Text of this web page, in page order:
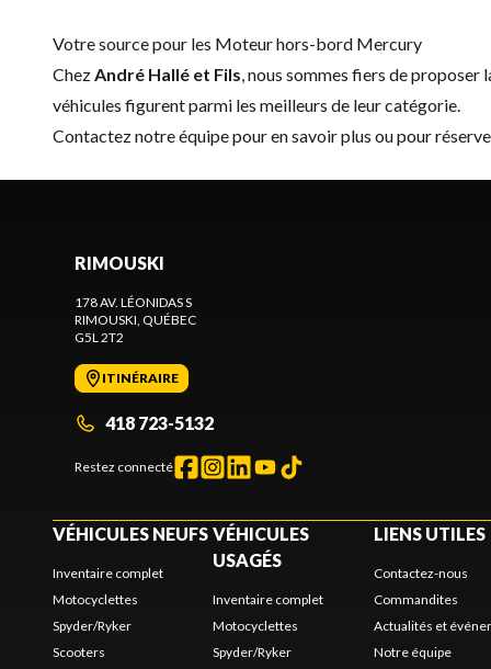
Votre source pour les Moteur hors-bord Mercury
ChezAndré Hallé et Fils, nous sommes fiers de proposer
véhicules figurent parmi les meilleurs de leur catégorie.
Contactez notre équipepour en savoir plus ou pour
RIMOUSKI
178 AV. LÉONIDAS S
RIMOUSKI, QUÉBEC
G5L 2T2
ITINÉRAIRE
418 723-5132
Restez connecté
VÉHICULES NEUFS
Inventaire complet
Motocyclettes
Spyder/Ryker
Scooters
VÉHICULES
USAGÉS
Inventaire complet
Motocyclettes
Spyder/Ryker
LIENS UTILES
Contactez-nous
Commandites
Actualités et
Notre équipe